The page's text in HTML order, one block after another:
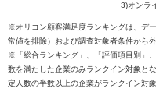
3)オンラ
※オリコン顧客満足度ランキングは、デ
常値を排除）および調査対象者条件から
※「総合ランキング」、「評価項目別」
数を満たした企業のみランクイン対象と
定人数の半数以上の企業がランクイン対象